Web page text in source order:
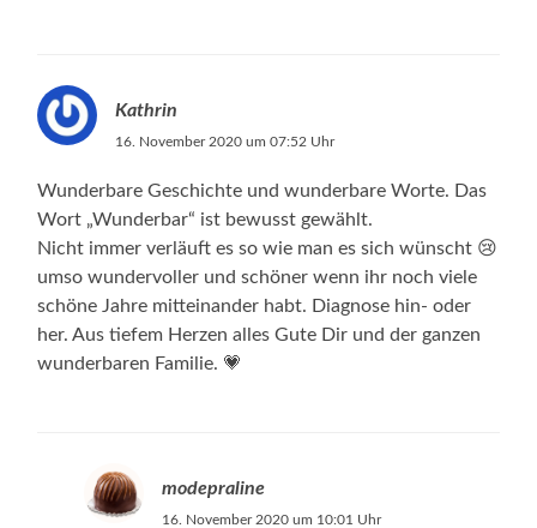
Kathrin
16. November 2020 um 07:52 Uhr
Wunderbare Geschichte und wunderbare Worte. Das
Wort „Wunderbar“ ist bewusst gewählt.
Nicht immer verläuft es so wie man es sich wünscht 😢
umso wundervoller und schöner wenn ihr noch viele
schöne Jahre mitteinander habt. Diagnose hin- oder
her. Aus tiefem Herzen alles Gute Dir und der ganzen
wunderbaren Familie. 💗
modepraline
16. November 2020 um 10:01 Uhr